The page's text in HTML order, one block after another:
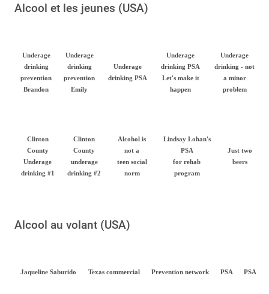
Alcool et les jeunes (USA)
Underage
drinking
prevention
Brandon
Underage
drinking
prevention
Emily
Underage
drinking PSA
Underage
drinking PSA
Let's make it
happen
Underage
drinking - not
a minor
problem
Clinton
County
Underage
drinking #1
Clinton
County
underage
drinking #2
Alcohol is
not a
teen social
norm
Lindsay Lohan's
PSA
for rehab
program
Just two
beers
Alcool au volant (USA)
Jaqueline Saburido Texas commercial Prevention network PSA PSA